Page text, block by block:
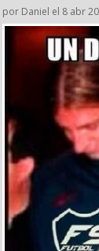
por Daniel el 8 abr